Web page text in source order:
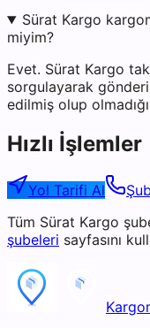
Sürat Kargo
miyim?
Evet. Sürat Kargo
sorgulayarak
edilmiş olup
Hızlı İşlemler
Yol Tarifi Al
Tüm Sürat Kargo
şubeleri sayfasını